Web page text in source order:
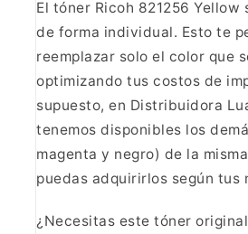
El tóner Ricoh 821256 Yellow
de forma individual. Esto te
reemplazar solo el color que
optimizando tus costos de
supuesto, en Distribuidora
tenemos disponibles los
magenta y negro) de la
puedas adquirirlos según tus
¿Necesitas este tóner